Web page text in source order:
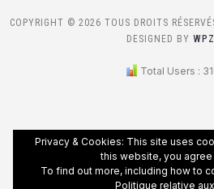
COPYRIGHT © 2026 TOUS DROITS
DESIGNED BY
Total Users :
Privacy & Cookies: This site uses
this website, you agree
To find out more, including how to
Politique relative